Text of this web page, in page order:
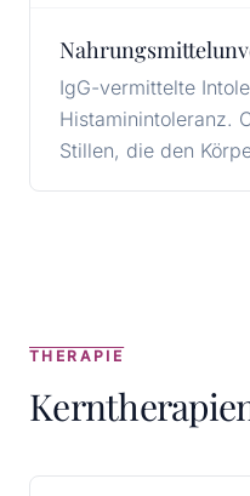
IgG-vermittelte
Histaminintoleranz.
Stillen, die den
THERAPIE